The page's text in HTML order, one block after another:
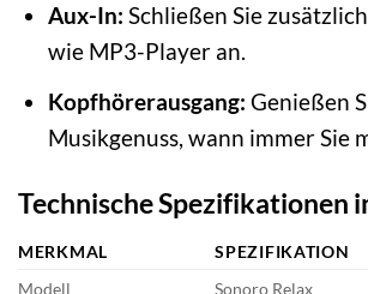
Aux-In: Schließen Sie
wie MP3-Player an.
Kopfhörerausgang: Genießen
Musikgenuss, wann immer Sie
Technische Spezifikationen
MERKMAL
SPEZIFIKATION
Modell
Sonoro Relax